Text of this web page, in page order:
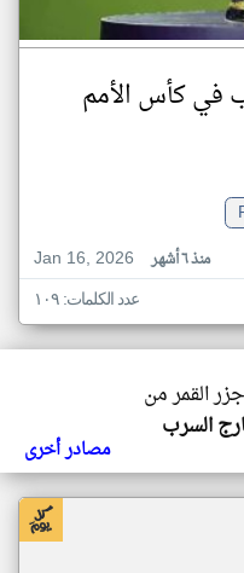
عرب في كأس الأمم
Jan 16, 2026
منذ ٦ أشهر
عدد الكلمات: ١٠٩
القمر من
السرب
مصادر أخرى